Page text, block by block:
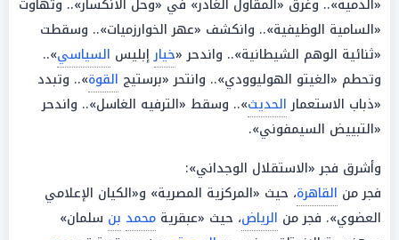
«الدمية».. وغرق «المقاول الغادر» في «وحل الانكسار».. وتهاوت
«السامية الوظيفية».. وانكشف «عهر الخوارزميات».. وسقطت
«ثنائية الوهم الشيطانية».. واندحر «خيارإبليس السياسي»..
وتحطم «الغيتو الهوليوودي».. وانتحر «برستيج القوة».. وتبدد
«ذباب الاستعمارالحديث».. وسقط «الترفيه الغاسل».. واندحر
«التبييض السيمفوني».
وأشرق فجر «الاستقلال الوجداني»:
فجر من القاهرة، حيث «المركزية المصرية» و«الكيان الإعلامي
العضوي». فجر من الرياض، حيث «عبقرية محمد بن سلمان»